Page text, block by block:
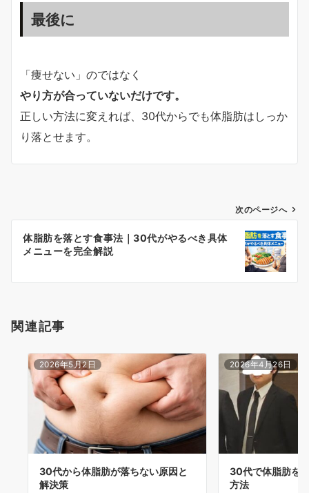
最後に
「痩せない」のではなく
やり方が合っていないだけです。
正しい方法に変えれば、30代からでも体脂肪はしっか
り落とせます。
稿
ョ
次のページへ
体脂肪を落とす食事法｜30代がやるべき具体
メニューを完全解説
関連記事
2026年5月2日
30代から体脂肪が落ちない原因と
解決策
2026年4月26日
30代で体脂肪を
方法